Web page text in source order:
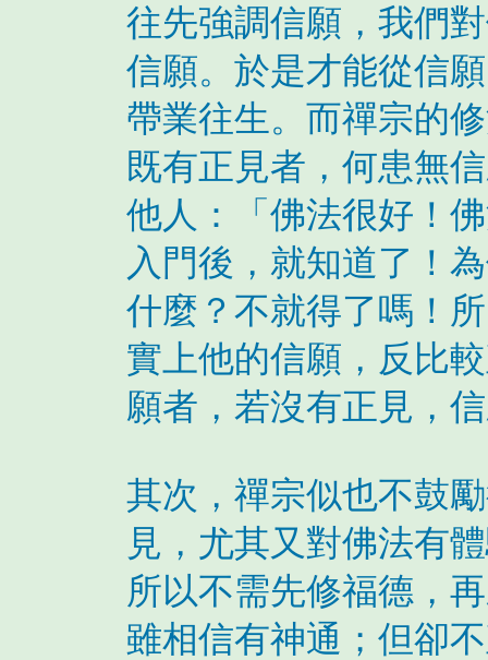
往先強調信願，我們
信願。於是才能從信
帶業往生。而禪宗的
既有正見者，何患無
他人：「佛法很好！
入門後，就知道了！
什麼？不就得了嗎！
實上他的信願，反比
願者，若沒有正見，
其次，禪宗似也不鼓
見，尤其又對佛法有
所以不需先修福德，
雖相信有神通；但卻